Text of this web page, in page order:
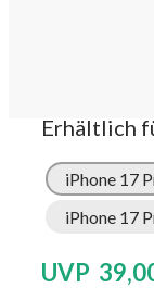
Eleganter
Kratzern und
Erhältlich
iPhone 17
iPhone 17
UVP